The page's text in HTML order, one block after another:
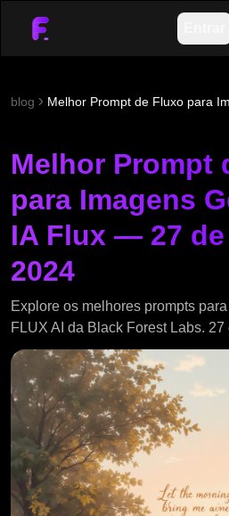
blog
Melhor Prompt
para Imagens
IA Flux — 27
2024
Explore os melhores prompts
FLUX AI da Black Forest Labs.